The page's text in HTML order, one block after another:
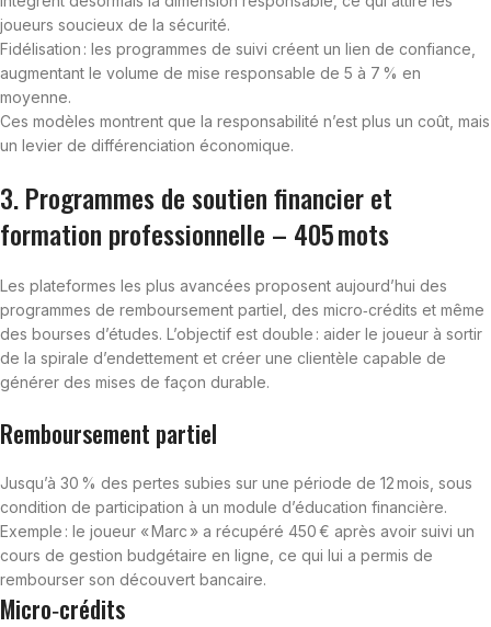
joueurs soucieux de la sécurité.
Fidélisation : les programmes de suivi créent un lien de confiance,
augmentant le volume de mise responsable de 5 à 7 % en
moyenne.
Ces modèles montrent que la responsabilité n’est plus un coût, mais
un levier de différenciation économique.
3. Programmes de soutien financier et
formation professionnelle – 405 mots
Les plateformes les plus avancées proposent aujourd’hui des
programmes de remboursement partiel, des micro‑crédits et même
des bourses d’études. L’objectif est double : aider le joueur à sortir
de la spirale d’endettement et créer une clientèle capable de
générer des mises de façon durable.
Remboursement partiel
Jusqu’à 30 % des pertes subies sur une période de 12 mois, sous
condition de participation à un module d’éducation financière.
Exemple : le joueur « Marc » a récupéré 450 € après avoir suivi un
cours de gestion budgétaire en ligne, ce qui lui a permis de
rembourser son découvert bancaire.
Micro‑crédits